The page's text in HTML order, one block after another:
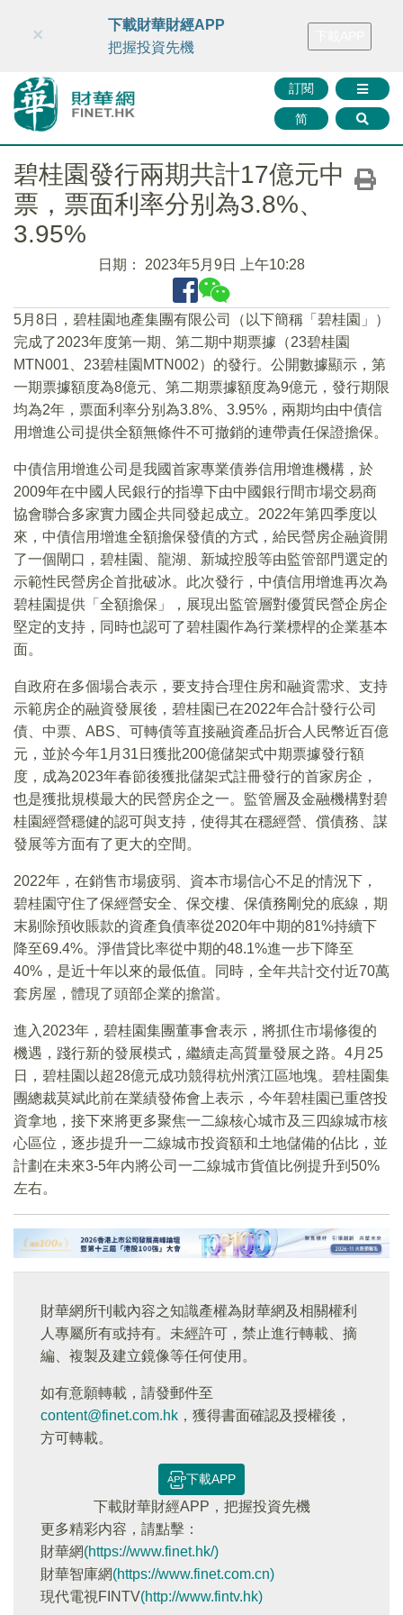
財華智庫網 FINTV FINMETA 財華證券 媒體矩陣
訂閱
简
×
下載財華財經APP
把握投資先機
碧桂園發行兩期共計17億元中
票，票面利率分别為3.8%、
3.95%
日期： 2023年5月9日 上午10:28
5月8日，碧桂園地產集團有限公司（以下簡稱「碧桂園」）
完成了2023年度第一期、第二期中期票據（23碧桂園
MTN001、23碧桂園MTN002）的發行。公開數據顯示，第
一期票據額度為8億元、第二期票據額度為9億元，發行期限
均為2年，票面利率分别為3.8%、3.95%，兩期均由中債信
用增進公司提供全額無條件不可撤銷的連帶責任保證擔保。
中債信用增進公司是我國首家專業債券信用增進機構，於
2009年在中國人民銀行的指導下由中國銀行間市場交易商
協會聯合多家實力國企共同發起成立。2022年第四季度以
來，中債信用增進全額擔保發債的方式，給民營房企融資開
了一個閘口，碧桂園、龍湖、新城控股等由監管部門選定的
示範性民營房企首批破冰。此次發行，中債信用增進再次為
碧桂園提供「全額擔保」，展現出監管層對優質民營企房企
堅定的支持，同時也認可了碧桂園作為行業標桿的企業基本
面。
自政府在多個場合表示，要支持合理住房和融資需求、支持
示範房企的融資發展後，碧桂園已在2022年合計發行公司
債、中票、ABS、可轉債等直接融資產品折合人民幣近百億
元，並於今年1月31日獲批200億儲架式中期票據發行額
度，成為2023年春節後獲批儲架式註冊發行的首家房企，
也是獲批規模最大的民營房企之一。監管層及金融機構對碧
桂園經營穩健的認可與支持，使得其在穩經營、償債務、謀
發展等方面有了更大的空間。
2022年，在銷售市場疲弱、資本市場信心不足的情況下，
碧桂園守住了保經營安全、保交樓、保債務剛兌的底線，期
末剔除預收賬款的資產負債率從2020年中期的81%持續下
降至69.4%。淨借貸比率從中期的48.1%進一步下降至
40%，是近十年以來的最低值。同時，全年共計交付近70萬
套房屋，體現了頭部企業的擔當。
進入2023年，碧桂園集團董事會表示，將抓住市場修復的
機遇，踐行新的發展模式，繼續走高質量發展之路。4月25
日，碧桂園以超28億元成功競得杭州濱江區地塊。碧桂園集
團總裁莫斌此前在業績發佈會上表示，今年碧桂園已重啓投
資拿地，接下來將更多聚焦一二線核心城市及三四線城市核
心區位，逐步提升一二線城市投資額和土地儲備的佔比，並
計劃在未來3-5年内將公司一二線城市貨值比例提升到50%
左右。
財華網所刊載內容之知識產權為財華網及相關權利
人專屬所有或持有。未經許可，禁止進行轉載、摘
編、複製及建立鏡像等任何使用。
如有意願轉載，請發郵件至
content@finet.com.hk ，獲得書面確認及授權後，
方可轉載。
下載APP
下載財華財經APP，把握投資先機
更多精彩内容，請點擊：
財華網(https://www.finet.hk/)
財華智庫網(https://www.finet.com.cn)
現代電視FINTV(http://www.fintv.hk)